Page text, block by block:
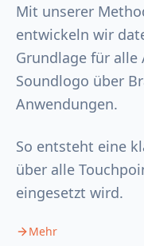
Mit unserer
entwickeln wir
Grundlage für
Soundlogo über
Anwendungen.
So entsteht eine
über alle
eingesetzt wird.
Mehr